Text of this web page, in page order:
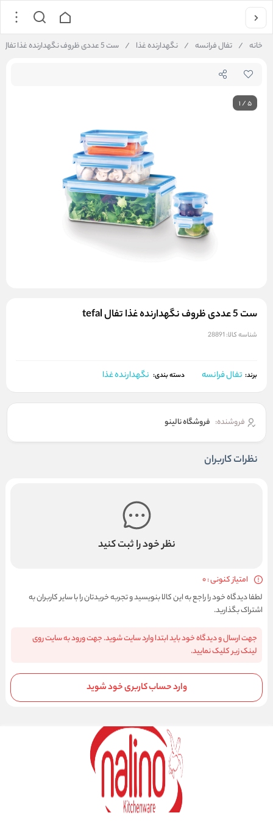
خانه / تفال فرانسه / نگهدارنده غذا / ست 5 عددی ظروف نگهدارنده غذا تفال tefal
1/5
ست 5 عددی ظروف نگهدارنده غذا تفال tefal
شناسه کالا: 28891
برند: تفال فرانسه دسته بندی: نگهدارنده غذا
فروشنده: فروشگاه نالینو
نظرات کاربران
نظر خود را ثبت کنید
امتیاز کنونی : 0
لطفا دیدگاه خود را راجع به این کالا بنویسید و تجربه خریدتان را با سایر کاربران به
اشتراک بگذارید.
جهت ارسال و دیدگاه خود باید ابتدا وارد سایت شوید. جهت ورود به سایت روی
لینک زیر کلیک نمایید.
وارد حساب کاربری خود شوید